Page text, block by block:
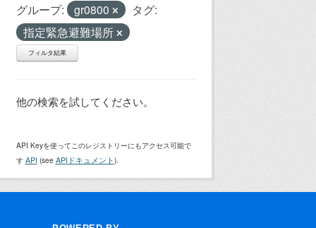
グループ: gr0800
タグ:
指定緊急避難場所
フィルタ結果
他の検索を試してください。
API Keyを使ってこのレジストリーにもアクセス可能で
す API (see APIドキュメント).